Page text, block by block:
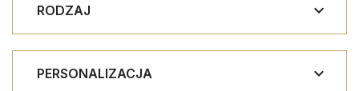
RODZAJ 
PERSONALIZACJA 